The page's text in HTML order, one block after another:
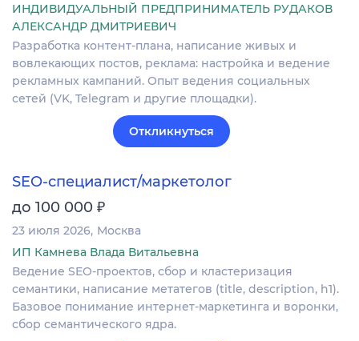
ИНДИВИДУАЛЬНЫЙ ПРЕДПРИНИМАТЕЛЬ РУДАКОВ
АЛЕКСАНДР ДМИТРИЕВИЧ
Разработка контент-плана, написание живых и
вовлекающих постов, реклама: настройка и ведение
рекламных кампаний. Опыт ведения социальных
сетей (VK, Telegram и другие площадки).
Откликнуться
SEO-специалист/маркетолог
до 100 000 ₽
23 июля 2026 Москва
ИП Камнева Влада Витальевна
Ведение SEO-проектов, сбор и кластеризация
семантики, написание метатегов (title, description, h1).
Базовое понимание интернет-маркетинга и воронки,
сбор семантического ядра.